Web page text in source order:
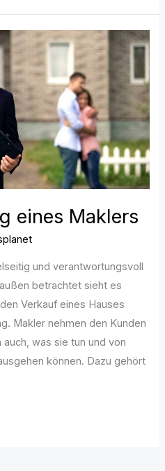
eines Maklers
und verantwortungsvoll
betrachtet sieht es
Verkauf eines Hauses
Makler nehmen den Kunden
was sie tun und von
können. Dazu gehört